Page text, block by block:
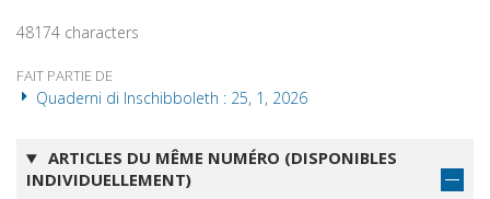
48174 characters
FAIT PARTIE DE
Quaderni di Inschibboleth : 25, 1, 2026
ARTICLES DU MÊME NUMÉRO (DISPONIBLES
INDIVIDUELLEMENT)